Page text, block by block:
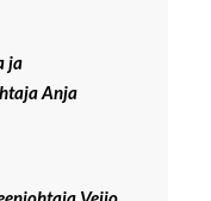
ja
Anja